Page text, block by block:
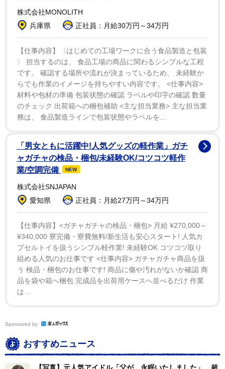
生き切った人でした。」としのんだ。
「あまり、死者の感情を代弁するのは好きではないの
で、母との思い出を一つだけ。」として、「17歳くらい
の頃でしょうか。母子家庭だったので二人暮らし。マネ
ージャーも彼女がやってくれていたので、四六時中一緒
にいるような生活でした。でも、ちゃんと来るんですよ
ね。反抗期が。」と関係がうまく行かなかった日々を明
かした。
続けて「ギスギスした生活の中で、僕の反抗期が終わ
った出来事があります。ある朝起きたら、母がとても楽
しそうに『となりのトトロ』を観ていたんです。一瞬で
終わりました。」と振り返り、「その後も色々ありまし
たが、亥年生まれらしく、猪突猛進で、恋にも仕事にも
真っ直ぐな人生だったと思います。」とつづった。
また、「あと、子育てにも。44歳になった今なら、
『20代後半の小娘が、一人で子育てをする』ということ
が、どれだけ大変だったか少し想像できます。」と母の
苦労が改めて分かったようで「皆様、母を愛してくださ
ってありがとうございました。時々、笑い話にでも登場
ますが、以上をもってご報告とさせていただきます。」
と結んだ。
黒田は0歳の時に赤ちゃんモデルでデビュー。6歳で
株式会社MONOLITH
兵庫県
正社員：月給30万円～34万円
【仕事内容】〈はじめての工場ワークに合う食品製造と包装
〉 担当するのは、 食品工場の商品に関わるシンプルな工程
です。 確認する場所や流れが決まっているため、 未経験か
らでも作業のイメージを持ちやすい内容です。 <仕事内容>
材料や包材の準備 包装状態の確認 ラベルや印字の確認 数量
のチェック 出荷箱への梱包補助 <主な担当業務> 主な担当業
務は、 食品製造ラインで包装状態やラベルを...
「男女ともに活躍中!人気グッズの軽作業」ガチ
ャガチャの検品・梱包/未経験OK/コツコツ軽作
業/空調完備
NEW
株式会社SNJAPAN
愛知県
正社員：月給27万円～34万円
【仕事内容】<ガチャガチャの検品・梱包> 月給 ¥270,000～
¥340,000 寮完備・寮費無料/新生活も安心スタート! 人気カ
プセルトイを扱うシンプル軽作業! 未経験OK コツコツ取り
組める人気のお仕事です <仕事内容> ガチャガチャ商品を扱
う 検品・梱包のお仕事です! 商品に傷や汚れがないか確認 商
品を袋や箱へ梱包 完成品を出荷用ケースへ並べるだけ 作業
は...
Sponsored by
おすすめニュース
【写真】元人気アイドル「父が、永眠いたしました」 超